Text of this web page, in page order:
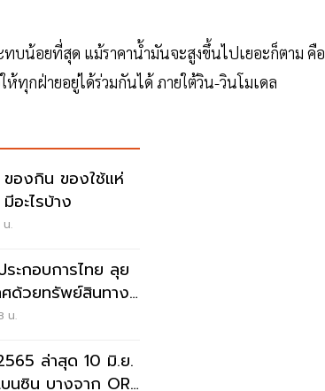
บน้อยที่สุด แม้ราคาน้ำมันจะสูงขึ้นไปเยอะก็ตาม คือ
ทุกฝ่ายอยู่ได้ร่วมกันได้ ภายใต้วิน-วินโมเดล
อะไรบ้าง
น.
อบการไทย ลุย
ศด้วยทรัพย์สินทาง
น.
ล่าสุด 10 มิ.ย.
บนซิน บางจาก OR